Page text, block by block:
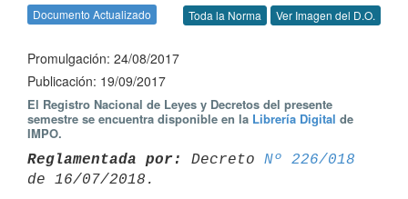
Documento Actualizado Toda la Norma Ver Imagen del D.O.
Promulgación: 24/08/2017
Publicación: 19/09/2017
El Registro Nacional de Leyes y Decretos del presente
semestre se encuentra disponible en la Librería Digital de
IMPO.
Reglamentada por: Decreto Nº 226/018